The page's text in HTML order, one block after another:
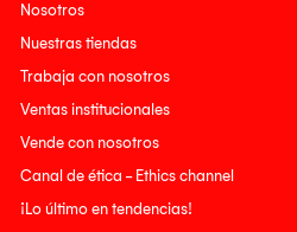
Nosotros
Nuestras tiendas
Trabaja con nosotros
Ventas institucionales
Vende con nosotros
Canal de ética - Ethics channel
¡Lo último en tendencias!